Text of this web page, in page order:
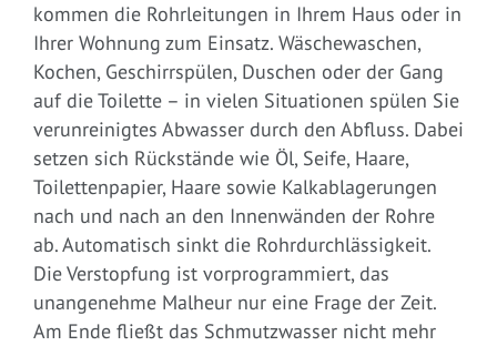
kommen die Rohrleitungen in Ihrem Haus oder in
Ihrer Wohnung zum Einsatz. Wäschewaschen,
Kochen, Geschirrspülen, Duschen oder der Gang
auf die Toilette – in vielen Situationen spülen Sie
verunreinigtes Abwasser durch den Abfluss. Dabei
setzen sich Rückstände wie Öl, Seife, Haare,
Toilettenpapier, Haare sowie Kalkablagerungen
nach und nach an den Innenwänden der Rohre
ab. Automatisch sinkt die Rohrdurchlässigkeit.
Die Verstopfung ist vorprogrammiert, das
unangenehme Malheur nur eine Frage der Zeit.
Am Ende fließt das Schmutzwasser nicht mehr